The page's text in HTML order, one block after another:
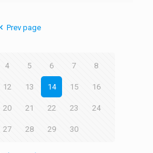
Prev page
4 5 6 7 8
12 13 14 15 16
20 21 22 23 24
27 28 29 30